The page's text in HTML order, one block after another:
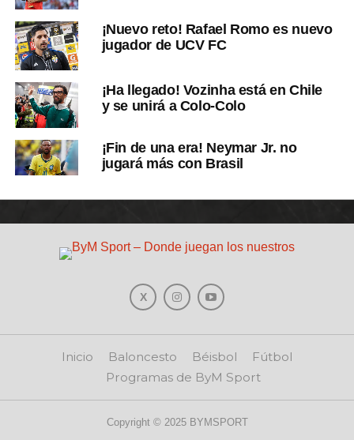
¡Nuevo reto! Rafael Romo es nuevo
jugador de UCV FC
¡Ha llegado! Vozinha está en Chile
y se unirá a Colo-Colo
¡Fin de una era! Neymar Jr. no
jugará más con Brasil
Inicio Baloncesto Béisbol
Fútbol
Programas de ByM Sport
Copyright © 2025 BYMSPORT